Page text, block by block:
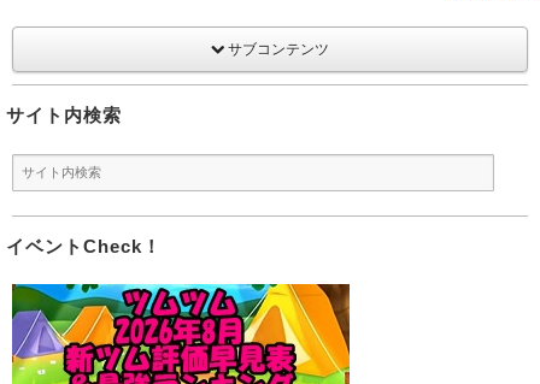
サブコンテンツ
サイト内検索
イベントCheck！